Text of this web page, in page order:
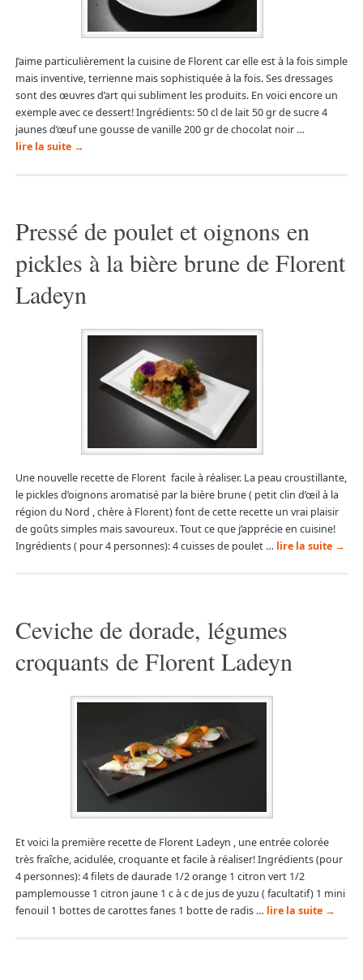
J’aime particulièrement la cuisine de Florent car elle est à la fois simple
mais inventive, terrienne mais sophistiquée à la fois. Ses dressages
sont des œuvres d’art qui subliment les produits. En voici encore un
exemple avec ce dessert! Ingrédients: 50 cl de lait 50 gr de sucre 4
jaunes d’œuf une gousse de vanille 200 gr de chocolat noir …
lire la suite →
Pressé de poulet et oignons en
pickles à la bière brune de Florent
Ladeyn
Une nouvelle recette de Florent facile à réaliser. La peau croustillante,
le pickles d’oignons aromatisé par la bière brune ( petit clin d’œil à la
région du Nord , chère à Florent) font de cette recette un vrai plaisir
de goûts simples mais savoureux. Tout ce que j’apprécie en cuisine!
Ingrédients ( pour 4 personnes): 4 cuisses de poulet … lire la suite →
Ceviche de dorade, légumes
croquants de Florent Ladeyn
Et voici la première recette de Florent Ladeyn , une entrée colorée
très fraîche, acidulée, croquante et facile à réaliser! Ingrédients (pour
4 personnes): 4 filets de daurade 1/2 orange 1 citron vert 1/2
pamplemousse 1 citron jaune 1 c à c de jus de yuzu ( facultatif) 1 mini
fenouil 1 bottes de carottes fanes 1 botte de radis … lire la suite →